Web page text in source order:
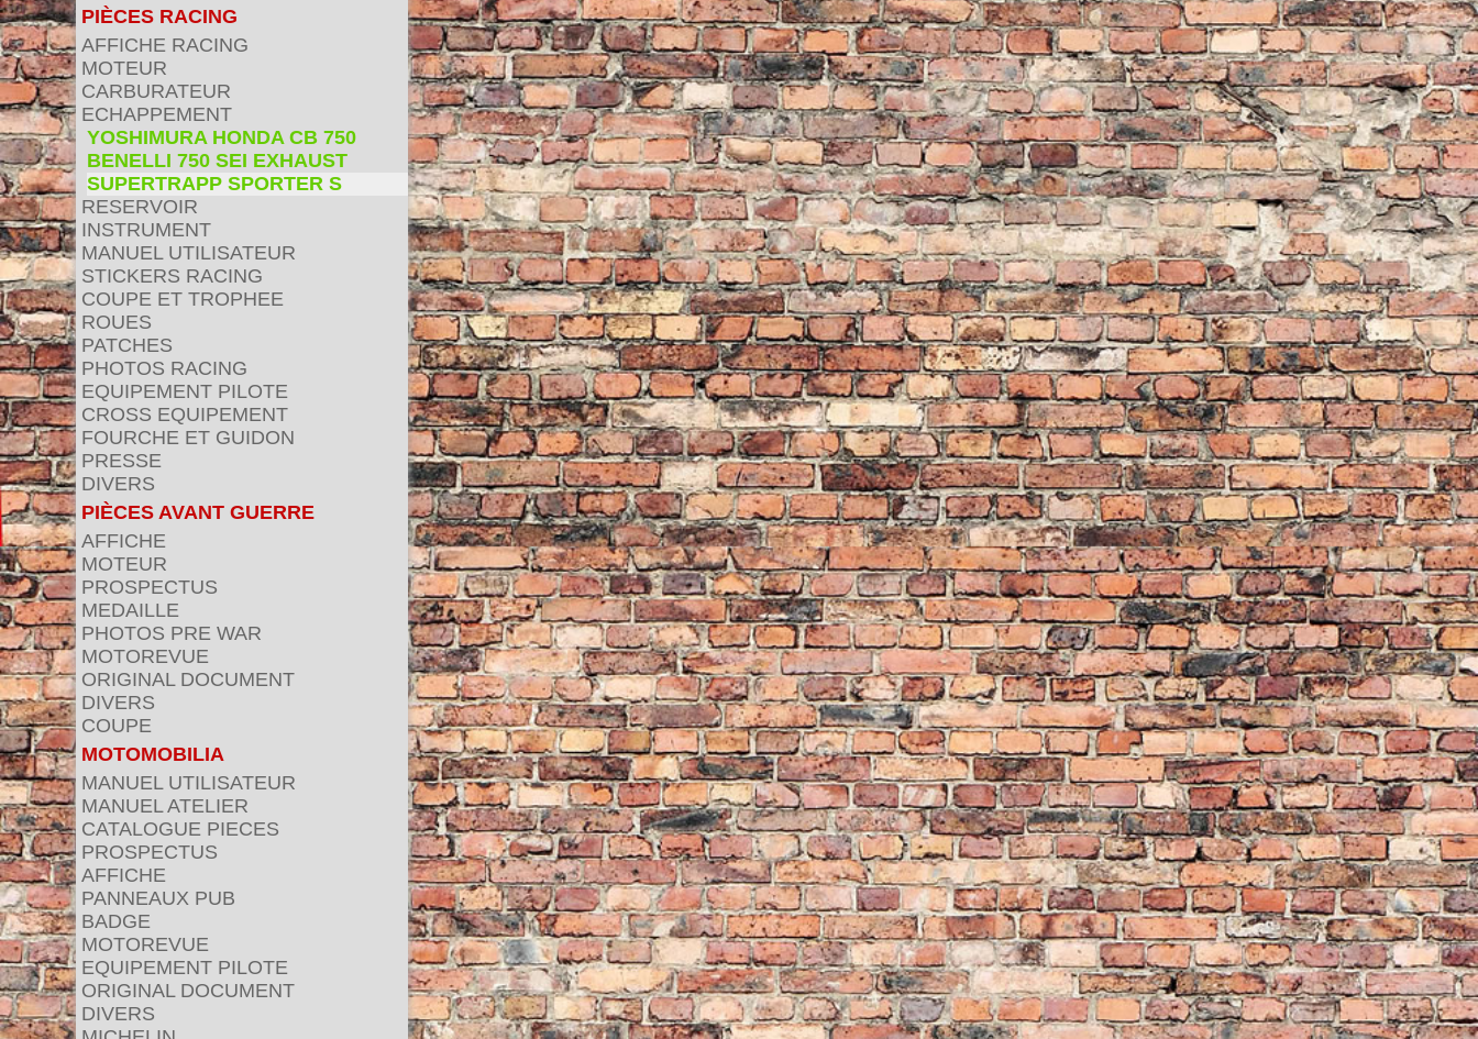
PIÈCES RACING
AFFICHE RACING
MOTEUR
CARBURATEUR
ECHAPPEMENT
YOSHIMURA HONDA CB 750
BENELLI 750 SEI EXHAUST
SUPERTRAPP SPORTER S
RESERVOIR
INSTRUMENT
MANUEL UTILISATEUR
STICKERS RACING
COUPE ET TROPHEE
ROUES
PATCHES
PHOTOS RACING
EQUIPEMENT PILOTE
CROSS EQUIPEMENT
FOURCHE ET GUIDON
PRESSE
DIVERS
PIÈCES AVANT GUERRE
AFFICHE
MOTEUR
PROSPECTUS
MEDAILLE
PHOTOS PRE WAR
MOTOREVUE
ORIGINAL DOCUMENT
DIVERS
COUPE
MOTOMOBILIA
MANUEL UTILISATEUR
MANUEL ATELIER
CATALOGUE PIECES
PROSPECTUS
AFFICHE
PANNEAUX PUB
BADGE
MOTOREVUE
EQUIPEMENT PILOTE
ORIGINAL DOCUMENT
DIVERS